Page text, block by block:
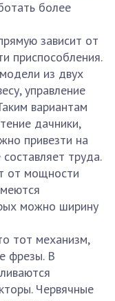
более
зависит от
приспособления.
из двух
управление
вариантам
дачники,
привезти на
труда.
от мощности
можно ширину
тот механизм,
фрезы. В
Червячные